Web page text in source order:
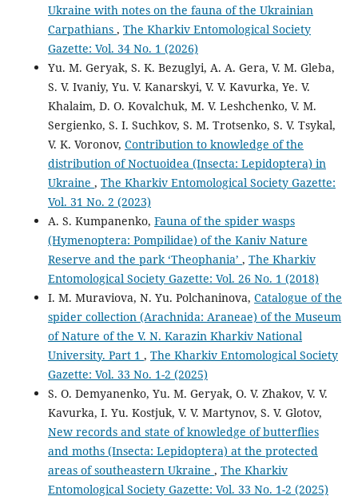
Ukraine with notes on the fauna of the Ukrainian
Carpathians , The Kharkiv Entomological Society
Gazette: Vol. 34 No. 1 (2026)
Yu. M. Geryak, S. K. Bezuglyi, A. A. Gera, V. M. Gleba,
S. V. Ivaniy, Yu. V. Kanarskyi, V. V. Kavurka, Ye. V.
Khalaim, D. O. Kovalchuk, M. V. Leshchenko, V. M.
Sergienko, S. I. Suchkov, S. M. Trotsenko, S. V. Tsykal,
V. K. Voronov, Contribution to knowledge of the
distribution of Noctuoidea (Insecta: Lepidoptera) in
Ukraine , The Kharkiv Entomological Society Gazette:
Vol. 31 No. 2 (2023)
A. S. Kumpanenko, Fauna of the spider wasps
(Hymenoptera: Pompilidae) of the Kaniv Nature
Reserve and the park ‘Theophania’ , The Kharkiv
Entomological Society Gazette: Vol. 26 No. 1 (2018)
I. M. Muraviova, N. Yu. Polchaninova, Catalogue of the
spider collection (Arachnida: Araneae) of the Museum
of Nature of the V. N. Karazin Kharkiv National
University. Part 1 , The Kharkiv Entomological Society
Gazette: Vol. 33 No. 1-2 (2025)
S. O. Demyanenko, Yu. M. Geryak, O. V. Zhakov, V. V.
Kavurka, I. Yu. Kostjuk, V. V. Martynov, S. V. Glotov,
New records and state of knowledge of butterflies
and moths (Insecta: Lepidoptera) at the protected
areas of southeastern Ukraine , The Kharkiv
Entomological Society Gazette: Vol. 33 No. 1-2 (2025)